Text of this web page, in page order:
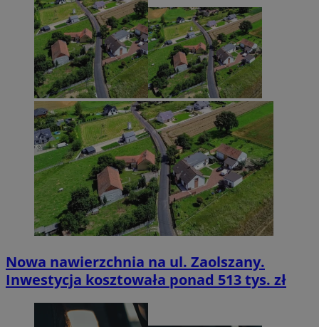
Nowa nawierzchnia na ul. Zaolszany.
Inwestycja kosztowała ponad 513 tys. zł